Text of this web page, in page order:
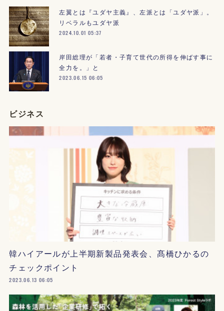
左翼とは『ユダヤ主義』、左派とは「ユダヤ派」。
リベラルもユダヤ派
2024.10.01 05:37
岸田総理が「若者・子育て世代の所得を伸ばす事に
全力を。」と
2023.06.15 06:05
ビジネス
韓ハイアールが上半期新製品発表会、髙橋ひかるの
チェックポイント
2023.06.13 06:05